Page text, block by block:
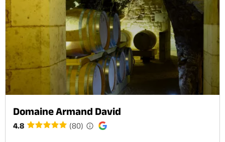
Domaine Armand David
4.8 (80)